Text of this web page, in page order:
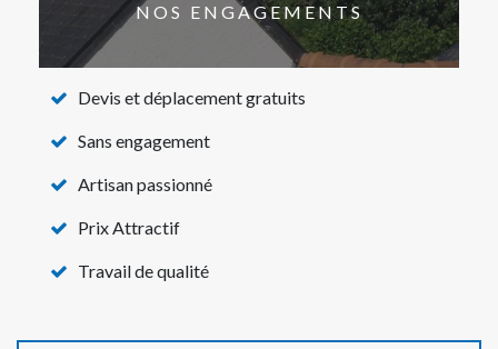
NOS ENGAGEMENTS
Devis et déplacement gratuits
Sans engagement
Artisan passionné
Prix Attractif
Travail de qualité